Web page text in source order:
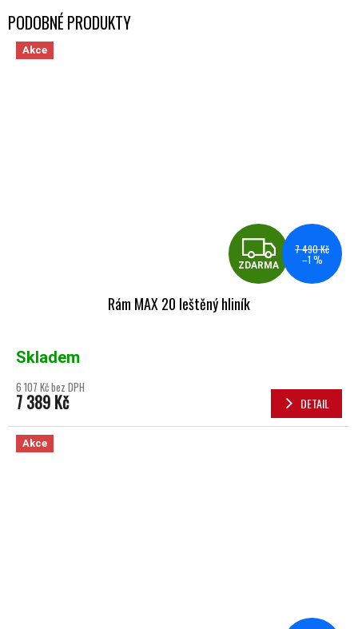
Akce
ZDARMA
7 490 Kč
–1 %
Rám MAX 20 leštěný hliník
Skladem
6 107 Kč bez DPH
7 389 Kč DETAIL
Akce